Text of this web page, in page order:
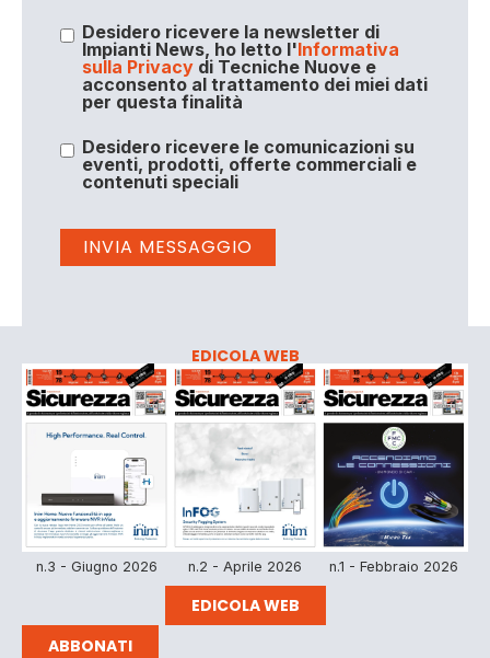
Desidero ricevere la newsletter di
Impianti News, ho letto l'Informativa
sulla Privacydi Tecniche Nuove e
acconsento al trattamento dei miei dati
per questa finalità
Desidero ricevere le comunicazioni su
eventi, prodotti, offerte commerciali e
contenuti speciali
EDICOLA WEB
n.3 - Giugno 2026 n.2 - Aprile 2026 n.1 - Febbraio 2026
EDICOLA WEB
ABBONATI